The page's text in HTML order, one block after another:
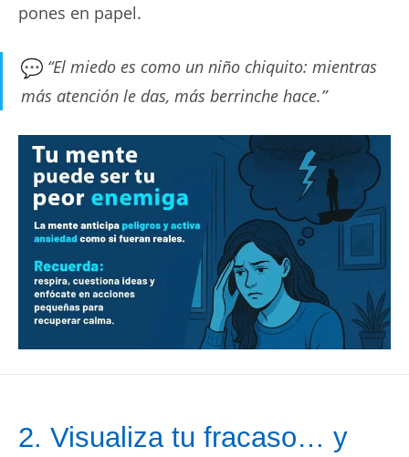
pones en papel.
“El miedo es como un niño chiquito: mientras
más atención le das, más berrinche hace.”
2. Visualiza tu fracaso… y